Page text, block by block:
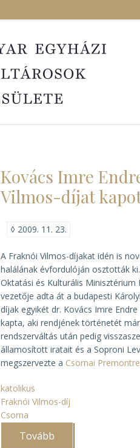
Kovács Imre
Vilmos-díjat
◊ 2009. 11. 23.
A Fraknói Vilmos-díjakat idén is
halálának évfordulóján osztották
Oktatási és Kulturális Minisztérium
vezetője adta át a budapesti
díjak egyikét dr. Kovács Imre
kapta, aki rendjének történetét
rendszerváltás után pedig
államosított iratait és a Soproni
megszervezte a Csornai
katolikus
Fraknói Vilmos-díj
Csorna
Tovább